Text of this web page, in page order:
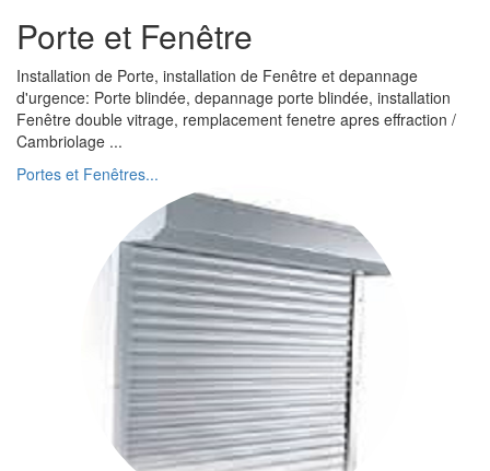
Porte et Fenêtre
Installation de Porte, installation de Fenêtre et depannage
d'urgence: Porte blindée, depannage porte blindée, installation
Fenêtre double vitrage, remplacement fenetre apres effraction /
Cambriolage ...
Portes et Fenêtres...